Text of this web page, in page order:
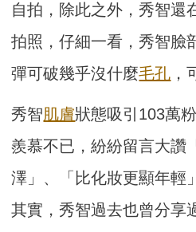
自拍，除此之外，秀智還
拍照，仔細一看，秀智臉
彈可破幾乎沒什麼毛孔 ，
秀智肌膚狀態吸引103萬
羨慕不已，紛紛留言大讚
澤」、「比化妝更顯年輕
其實，秀智過去也曾分享